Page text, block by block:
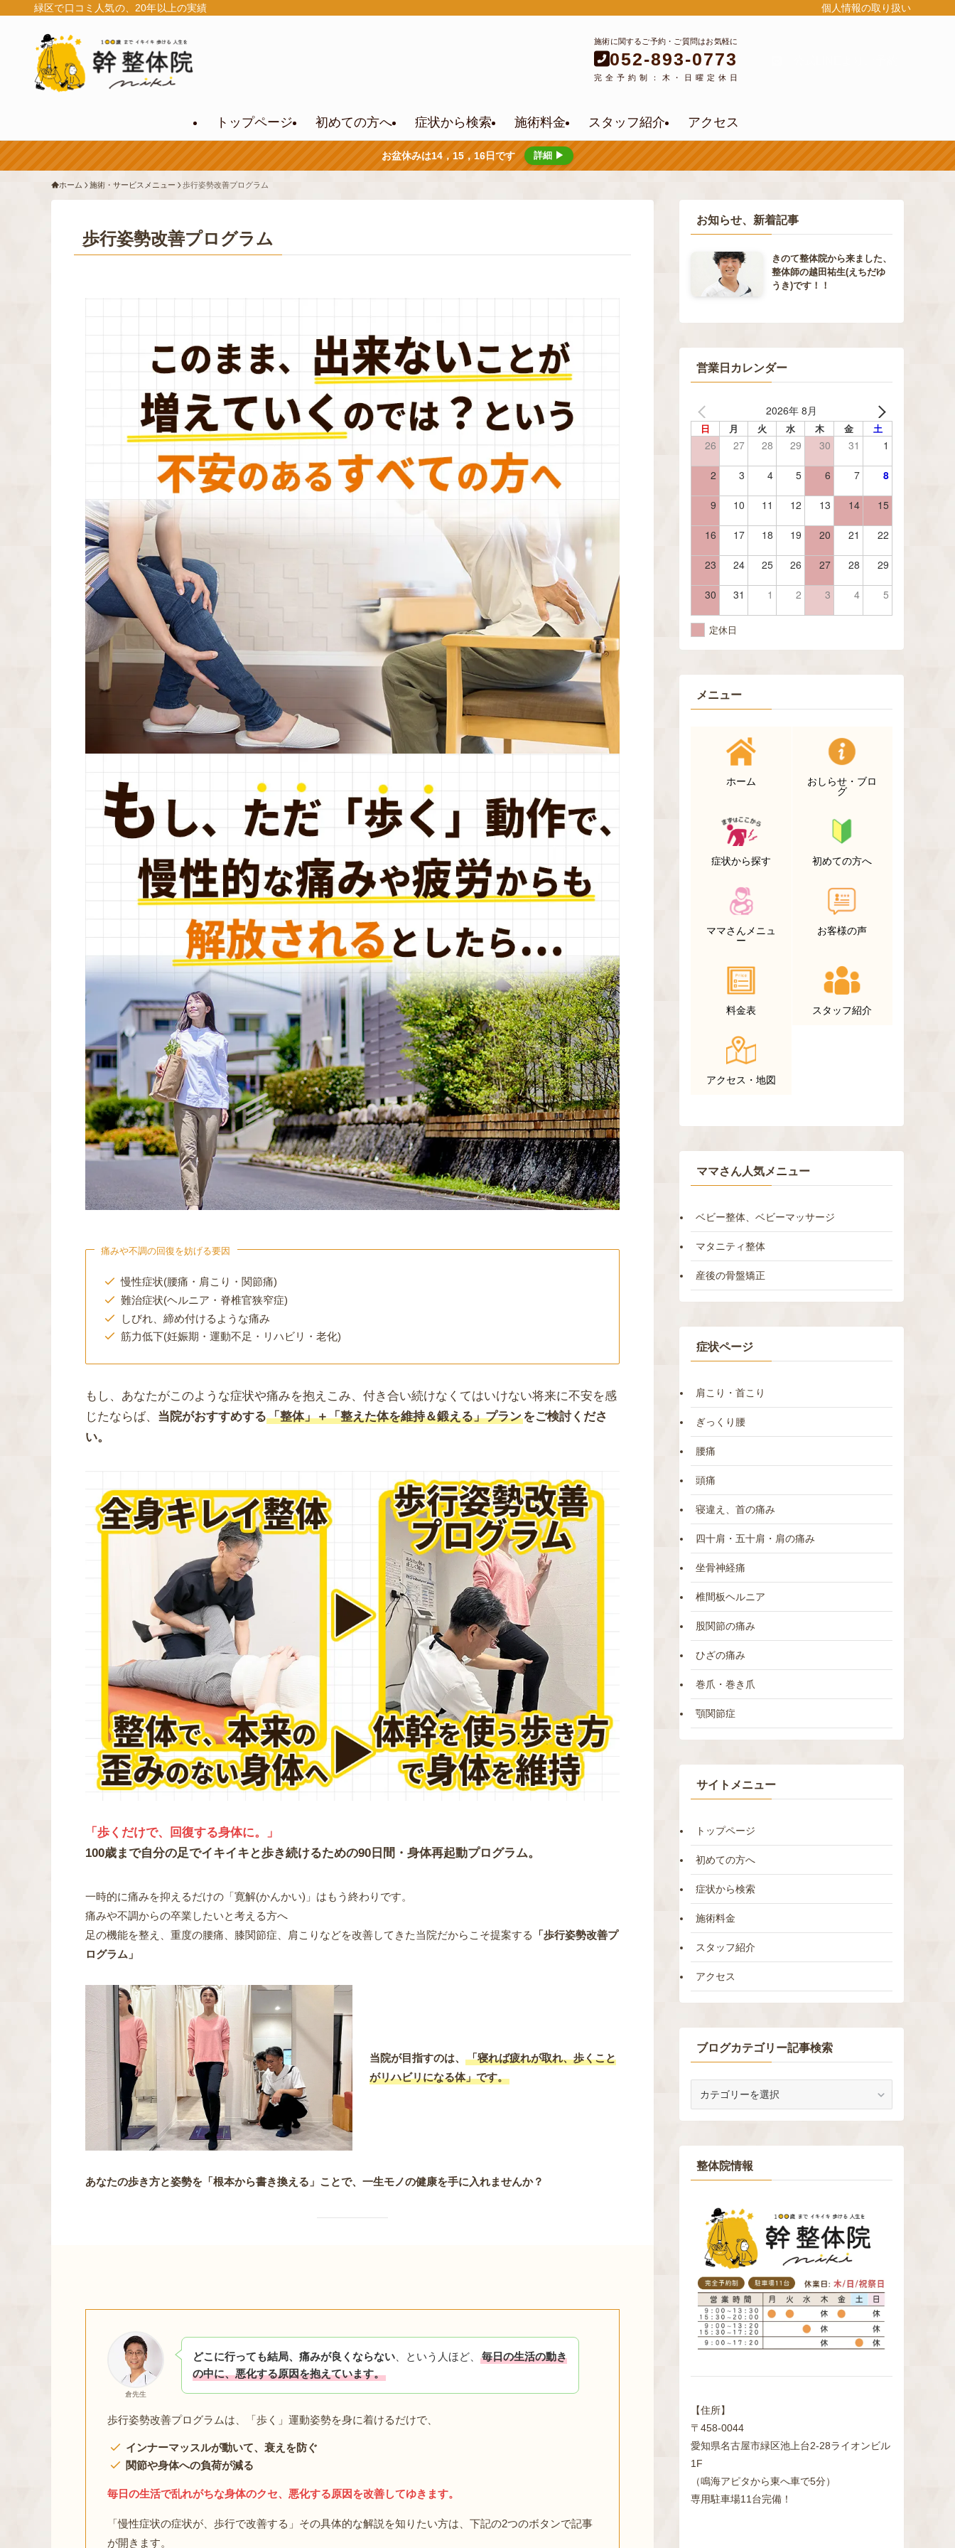
緑区で口コミ人気の、20年以上の実績 個人情報の取り扱い
施術に関するご予約・ご質問はお気軽に
052-893-0773
完全予約制：木・日曜定休日
トップページ 初めての方へ 症状から検索 施術料金 スタッフ紹介 アクセス
お盆休みは14，15，16日です 詳細 ▶
ホーム 施術・サービスメニュー 歩行姿勢改善プログラム
歩行姿勢改善プログラム
痛みや不調の回復を妨げる要因
慢性症状(腰痛・肩こり・関節痛)
難治症状(ヘルニア・脊椎官狭窄症)
しびれ、締め付けるような痛み
筋力低下(妊娠期・運動不足・リハビリ・老化)
もし、あなたがこのような症状や痛みを抱えこみ、付き合い続けなくてはいけない将来に不安を感
じたならば、 当院がおすすめする「整体」＋「整えた体を維持＆鍛える」プランをご検討くださ
い。
「歩くだけで、回復する身体に。」
100歳まで自分の足でイキイキと歩き続けるための90日間・身体再起動プログラム。
一時的に痛みを抑えるだけの「寛解(かんかい)」はもう終わりです。
痛みや不調からの卒業したいと考える方へ
足の機能を整え、重度の腰痛、膝関節症、肩こりなどを改善してきた当院だからこそ提案する
「歩行姿勢改善プ
ログラム」
当院が目指すのは、
「寝れば疲れが取れ、歩くこと
がリハビリになる体」です。
あなたの歩き方と姿勢を「根本から書き換える」ことで、一生モノの健康を手に入れませんか？
倉先生
どこに行っても結局、痛みが良くならない 、という人ほど、
毎日の生活の動き
の中に、悪化する原因を抱えています。
歩行姿勢改善プログラムは、「歩く」運動姿勢を身に着けるだけで、
インナーマッスルが動いて、衰えを防ぐ
関節や身体への負荷が減る
毎日の生活で乱れがちな身体のクセ、悪化する原因を改善してゆきます。
「慢性症状の症状が、歩行で改善する」その具体的な解説を知りたい方は、下記の2つのボタンで記事
が開きます。
お知らせ、新着記事
きのて整体院から来ました、
整体師の越田祐生(えちだゆ
うき)です！！
営業日カレンダー
2026年 8月
日 月 火 水 木 金 土
26 27 28 29 30 31 1
2 3 4 5 6 7 8
9 10 11 12 13 14 15
16 17 18 19 20 21 22
23 24 25 26 27 28 29
30 31 1 2 3 4 5
定休日
メニュー
ホーム
おしらせ・ブロ
グ
症状から探す 初めての方へ
ママさんメニュ
ー
お客様の声
料金表 スタッフ紹介
アクセス・地図
ママさん人気メニュー
ベビー整体、ベビーマッサージ
マタニティ整体
産後の骨盤矯正
症状ページ
肩こり・首こり
ぎっくり腰
腰痛
頭痛
寝違え、首の痛み
四十肩・五十肩・肩の痛み
坐骨神経痛
椎間板ヘルニア
股関節の痛み
ひざの痛み
巻爪・巻き爪
顎関節症
サイトメニュー
トップページ
初めての方へ
症状から検索
施術料金
スタッフ紹介
アクセス
ブログカテゴリー記事検索
テ
ゴ
リ
整体院情報
【住所】
〒458-0044
愛知県名古屋市緑区池上台2‐28ライオンビル
1F
（鳴海アピタから東へ車で5分）
専用駐車場11台完備！